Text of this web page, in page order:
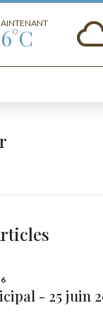
- 25 juin